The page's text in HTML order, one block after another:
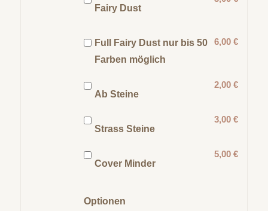
Fairy Dust
Full Fairy Dust nur bis 50
Farben möglich
6,00 €
Ab Steine
2,00 €
Strass Steine
3,00 €
Cover Minder
5,00 €
Optionen